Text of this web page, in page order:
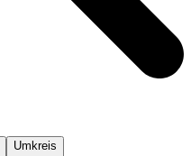
Umkreis